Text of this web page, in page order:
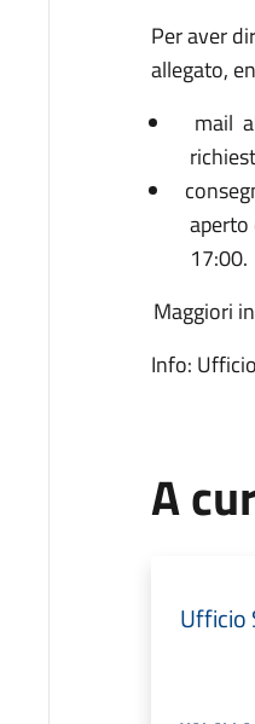
Per aver
allegato,
mail
17:00.
Maggiori
Info:
A
Ufficio